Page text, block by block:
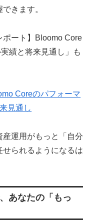
きます。
ポート】Bloomo Core
績と将来見通し」も
Coreのパフォーマ
見通し
運用がもっと「自分
られるようになるは
あなたの「もっ